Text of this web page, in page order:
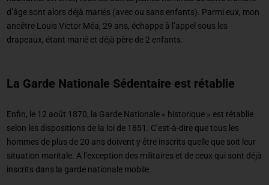
d’âge sont alors déjà mariés (avec ou sans enfants). Parmi eux, mon
ancêtre Louis Victor Méa, 29 ans, échappe à l’appel sous les
drapeaux, étant marié et déjà père de 2 enfants.
La Garde Nationale Sédentaire est rétablie
Enfin, le 12 août 1870, la Garde Nationale « historique » est rétablie
selon les dispositions de la loi de 1851. C’est-à-dire que tous les
hommes de plus de 20 ans doivent y être inscrits quelle que soit leur
situation maritale. A l’exception des militaires et de ceux qui sont déjà
inscrits dans la garde nationale mobile.